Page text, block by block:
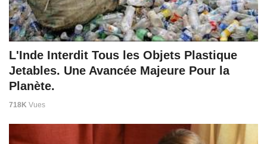
L'Inde Interdit Tous les Objets Plastique
Jetables. Une Avancée Majeure Pour la
Planète.
718K Vues